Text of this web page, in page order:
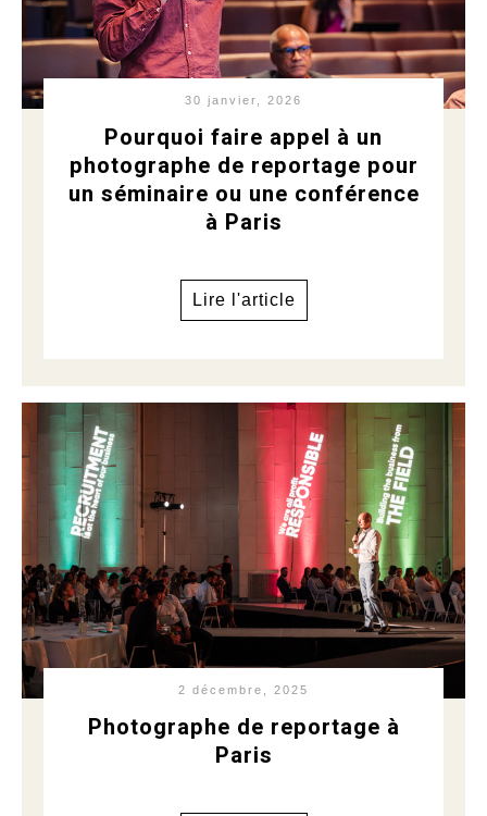
30 janvier, 2026
Pourquoi faire appel à un
photographe de reportage pour
un séminaire ou une conférence
à Paris
Lire l'article
2 décembre, 2025
Photographe de reportage à
Paris